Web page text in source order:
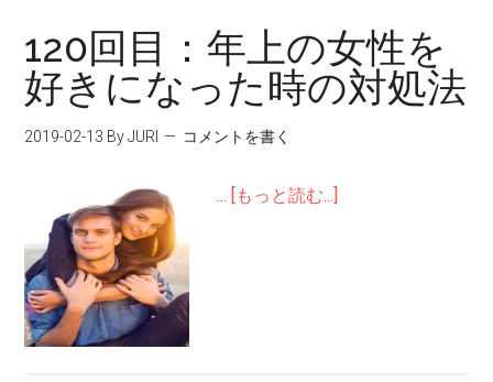
120回目：年上の女性を
好きになった時の対処法
2019-02-13 By JURI コメントを書く
… [もっと読む...]